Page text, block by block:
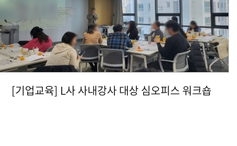
[기업교육] L사 사내강사 대상 심오피스 워크숍